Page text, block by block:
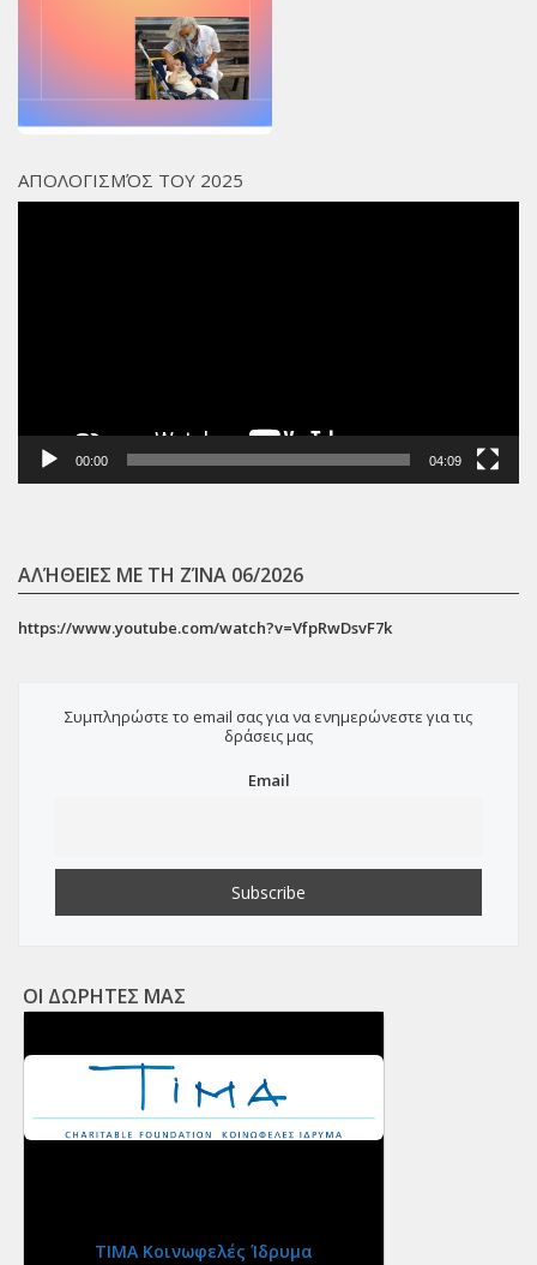
ΑΠΟΛΟΓΙΣΜΌΣ ΤΟΥ 2025
00:00 04:09
ΑΛΉΘΕΙΕΣ ΜΕ ΤΗ ΖΊΝΑ 06/2026
https://www.youtube.com/watch?v=VfpRwDsvF7k
Συμπληρώστε το email σας για να ενημερώνεστε για τις
δράσεις μας
Email
ΟΙ ΔΩΡΗΤΕΣ ΜΑΣ
ΤΙΜΑ Κοινωφελές Ίδρυμα